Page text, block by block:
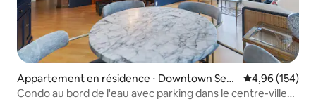
Appartement en résidence ⋅ Downtown Seat
tle
Évaluation
4,96 (154)
Condo au bord de l'eau avec parking dans le centre-ville